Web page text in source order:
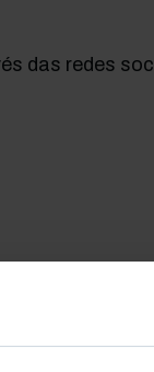
das redes